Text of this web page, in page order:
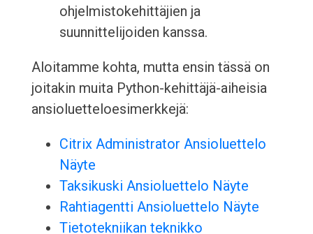
ohjelmistokehittäjien ja
suunnittelijoiden kanssa.
Aloitamme kohta, mutta ensin tässä on
joitakin muita Python-kehittäjä-aiheisia
ansioluetteloesimerkkejä:
Citrix Administrator Ansioluettelo
Näyte
Taksikuski Ansioluettelo Näyte
Rahtiagentti Ansioluettelo Näyte
Tietotekniikan teknikko